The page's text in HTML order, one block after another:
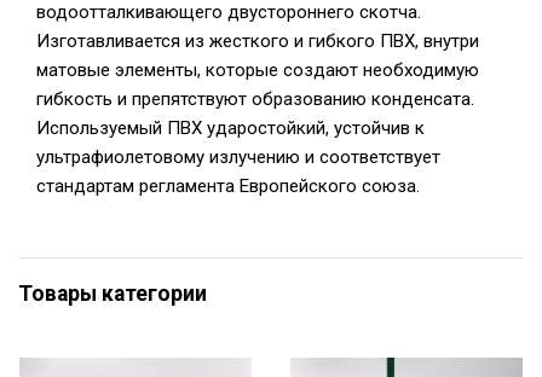
водоотталкивающего двустороннего скотча.
Изготавливается из жесткого и гибкого ПВХ, внутри
матовые элементы, которые создают необходимую
гибкость и препятствуют образованию конденсата.
Используемый ПВХ ударостойкий, устойчив к
ультрафиолетовому излучению и соответствует
стандартам регламента Европейского союза.
Товары категории